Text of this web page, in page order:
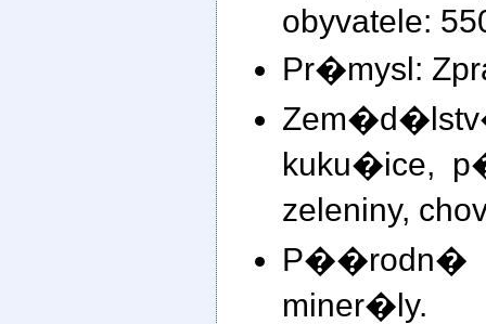
obyvatele:
Pr�mysl:
kuku�ice,
zeleniny,
miner�ly.